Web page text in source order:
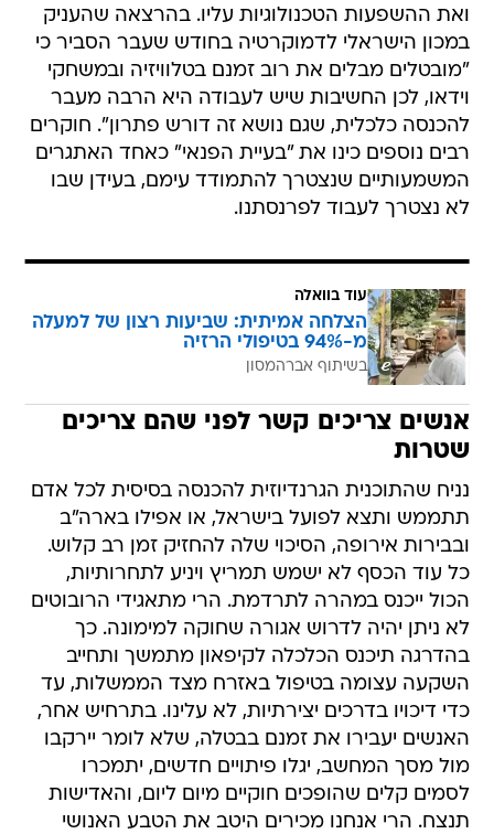
ואת ההשפעות הטכנולוגיות עליו. בהרצאה שהעניק
במכון הישראלי לדמוקרטיה בחודש שעבר הסביר כי
"מובטלים מבלים את רוב זמנם בטלוויזיה ובמשחקי
וידאו, לכן החשיבות שיש לעבודה היא הרבה מעבר
להכנסה כלכלית, שגם נושא זה דורש פתרון". חוקרים
רבים נוספים כינו את "בעיית הפנאי" כאחד האתגרים
המשמעותיים שנצטרך להתמודד עימם, בעידן שבו
לא נצטרך לעבוד לפרנסתנו.
עוד בוואלה
הצלחה אמיתית: שביעות רצון של למעלה
מ-94% בטיפולי הרזיה
בשיתוף אברהמסון
אנשים צריכים קשר לפני שהם צריכים
שטרות
נניח שהתוכנית הגרנדיוזית להכנסה בסיסית לכל אדם
תתממש ותצא לפועל בישראל, או אפילו בארה"ב
ובבירות אירופה, הסיכוי שלה להחזיק זמן רב קלוש.
כל עוד הכסף לא ישמש תמריץ ויניע לתחרותיות,
הכול ייכנס במהרה לתרדמת. הרי מתאגידי הרובוטים
לא ניתן יהיה לדרוש אגורה שחוקה למימונה. כך
בהדרגה תיכנס הכלכלה לקיפאון מתמשך ותחייב
השקעה עצומה בטיפול באזרח מצד הממשלות, עד
כדי דיכויו בדרכים יצירתיות, לא עלינו. בתרחיש אחר,
האנשים יעבירו את זמנם בבטלה, שלא לומר יירקבו
מול מסך המחשב, יגלו פיתויים חדשים, יתמכרו
לסמים קלים שהופכים חוקיים מיום ליום, והאדישות
תנצח. הרי אנחנו מכירים היטב את הטבע האנושי